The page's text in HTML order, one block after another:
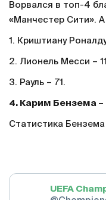
Ворвался в топ-4
«Манчестер Сити».
1. Криштиану
2. Лионель Месси –
3. Рауль – 71.
4. Карим Бензема –
Статистика Бензема
UEFA